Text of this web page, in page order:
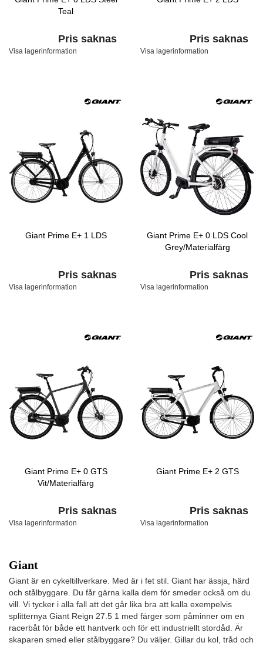
Teal
Pris saknas
Visa lagerinformation
Pris saknas
Visa lagerinformation
Giant Prime E+ 1 LDS
Pris saknas
Visa lagerinformation
Giant Prime E+ 0 LDS Cool
Grey/Materialfärg
Pris saknas
Visa lagerinformation
Giant Prime E+ 0 GTS
Vit/Materialfärg
Pris saknas
Visa lagerinformation
Giant Prime E+ 2 GTS
Pris saknas
Visa lagerinformation
Giant
Giant är en cykeltillverkare. Med är i fet stil. Giant har ässja, härd
och stålbyggare. Du får gärna kalla dem för smeder också om du
vill. Vi tycker i alla fall att det går lika bra att kalla exempelvis
splitternya Giant Reign 27.5 1 med färger som påminner om en
racerbåt för både ett hantverk och för ett industriellt stordåd. Är
skaparen smed eller stålbyggare? Du väljer. Gillar du kol, tråd och